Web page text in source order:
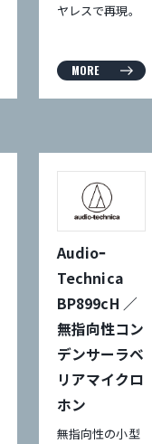
ヤレスで再現。
MORE
Audioｰ
Technica
BP899cH ／
無指向性コン
デンサーラベ
リアマイクロ
ホン
無指向性の小型